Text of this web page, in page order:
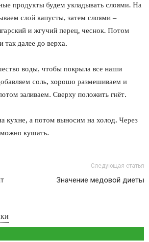
продукты будем укладывать слоями. На
слой капусты, затем слоями –
и жгучий перец, чеснок. Потом
так далее до верха.
воды, чтобы покрыла все наши
соль, хорошо размешиваем и
заливаем. Сверху положить гнёт.
кухне, а потом выносим на холод. Через
кушать.
Следующая статья
Значение медовой диеты